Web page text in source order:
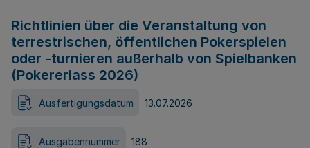
Richtlinien über die Veranstaltung von
terrestrischen, öffentlichen Pokerspielen
oder -turnieren außerhalb von Spielbanken
(Pokererlass 2026)
Ausfertigungsdatum 13.07.2026
Ausgabennummer 188